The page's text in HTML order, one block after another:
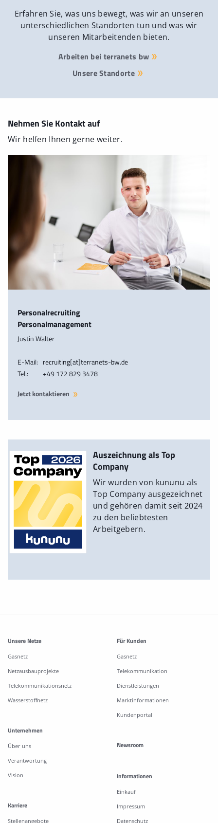
Externe Medien erlauben
Erfahren Sie, was uns bewegt, was wir an unseren
unterschiedlichen Standorten tun und was wir
unseren Mitarbeitenden bieten.
Arbeiten bei terranets bw
Unsere Standorte
Nehmen Sie Kontakt auf
Wir helfen Ihnen gerne weiter.
Personalrecruiting
Personalmanagement
Justin Walter
E-Mail: recruiting[at]terranets-bw.de
Tel.:
+49 172 829 3478
Jetzt kontaktieren
Auszeichnung als Top
Company
Wir wurden von kununu als
Top Company ausgezeichnet
und gehören damit seit 2024
zu den beliebtesten
Arbeitgebern.
Weitere Informationen
Unsere Netze
Gasnetz
Netzausbauprojekte
Telekommunikationsnetz
Wasserstoffnetz
Für Kunden
Gasnetz
Telekommunikation
Dienstleistungen
Marktinformationen
Kundenportal
Unternehmen
Über uns
Verantwortung
Vision
Karriere
Stellenangebote
Newsroom
Informationen
Einkauf
Impressum
Datenschutz